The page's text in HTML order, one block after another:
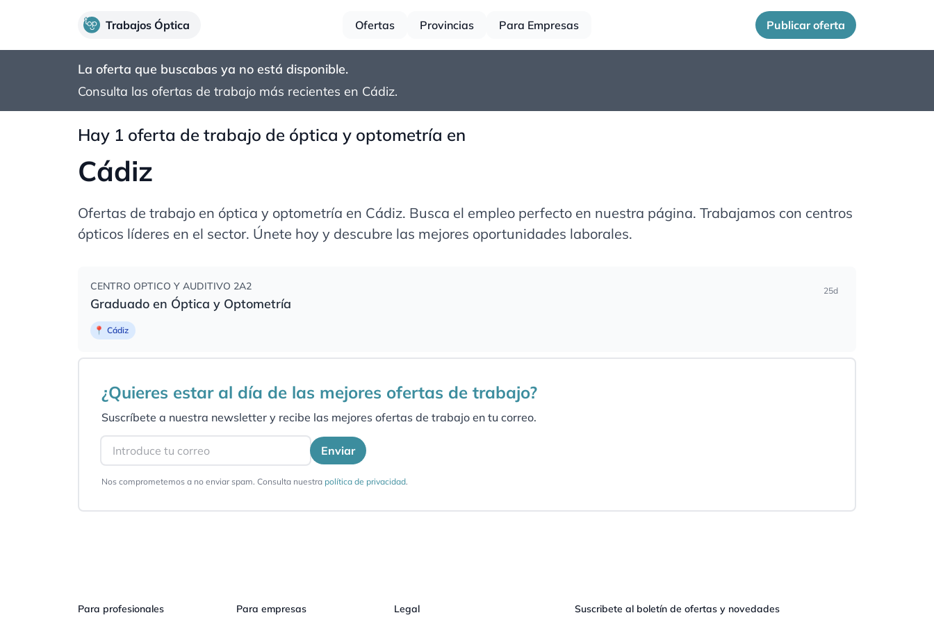
Trabajos Óptica Ofertas Provincias Para Empresas Publicar oferta
La oferta que buscabas ya no está disponible.
Consulta las ofertas de trabajo más recientes en Cádiz.
Hay 1 oferta de trabajo de óptica y optometría en
Cádiz
Ofertas de trabajo en óptica y optometría en Cádiz. Busca el empleo perfecto en nuestra página. Trabajamos con centros
ópticos líderes en el sector. Únete hoy y descubre las mejores oportunidades laborales.
CENTRO OPTICO Y AUDITIVO 2A2
Graduado en Óptica y Optometría
25d
📍 Cádiz
¿Quieres estar al día de las mejores ofertas de trabajo?
Suscríbete a nuestra newsletter y recibe las mejores ofertas de trabajo en tu correo.
Email Enviar
Nos comprometemos a no enviar spam. Consulta nuestra política de privacidad.
Para profesionales Para empresas Legal Suscribete al boletín de ofertas y novedades